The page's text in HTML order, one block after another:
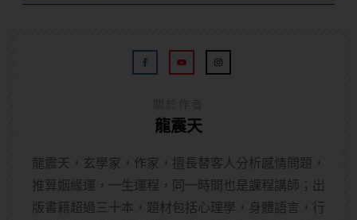
龍震天
龍震天，玄學家，作家，擅長替客人分析感情問題，
推算姻緣運，一生運程，同一時間也是課程講師；出
版書籍超過三十本，題材包括心理學，身體語言，行